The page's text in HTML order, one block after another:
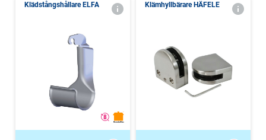
Klädstångshållare ELFA Klämhyllbärare HÄFELE